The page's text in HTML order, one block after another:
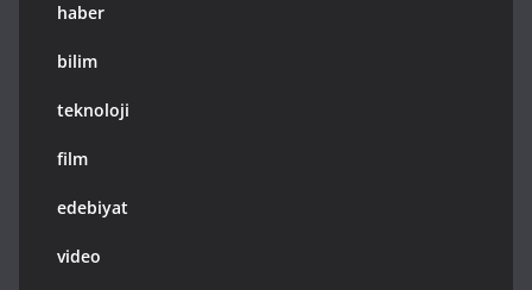
haber
bilim
teknoloji
film
edebiyat
video